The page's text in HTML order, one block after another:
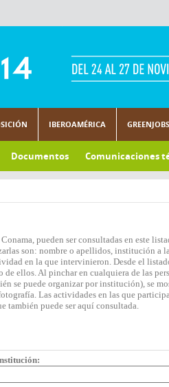
IBEROAMÉRICA GREENJOBS
Documentos Comunicaciones
pueden ser consultadas en este
son: nombre o apellidos, institución a
en la que intervinieron. Desde el
ellos. Al pinchar en cualquiera de las
se puede organizar por institución), se
Las actividades en las que
también puede ser aquí consultada.